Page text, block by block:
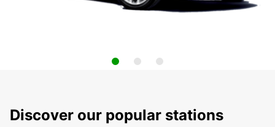
Discover our popular stations